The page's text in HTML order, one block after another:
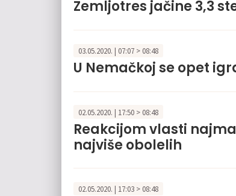
Zemljotres jačine 3,3
03.05.2020. | 07:07 > 08:48
U Nemačkoj se opet
02.05.2020. | 17:50 > 08:48
Reakcijom vlasti
najviše obolelih
02.05.2020. | 17:03 > 08:48